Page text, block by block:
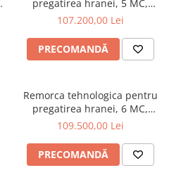
pregatirea hranei, 5 MC,
sistem vertical, Fider 5 Mini
107.200,00 Lei
PRECOMANDĂ
Remorca tehnologica pentru
pregatirea hranei, 6 MC,
sistem vertical, Fider 6 Mini
109.500,00 Lei
PRECOMANDĂ